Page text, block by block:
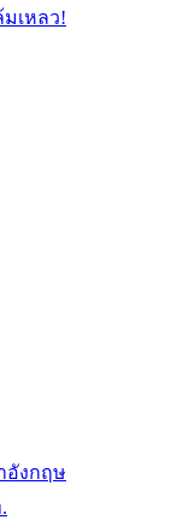
เหลว!
อังกฤษ